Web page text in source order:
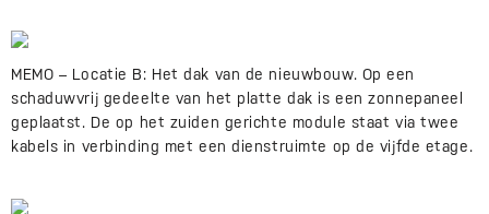
MEMO – Locatie B: Het dak van de nieuwbouw. Op een
schaduwvrij gedeelte van het platte dak is een zonnepaneel
geplaatst. De op het zuiden gerichte module staat via twee
kabels in verbinding met een dienstruimte op de vijfde etage.